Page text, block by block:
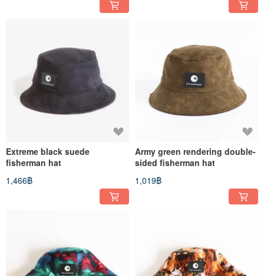
Extreme black suede
fisherman hat
1,466฿
Army green rendering double-
sided fisherman hat
1,019฿